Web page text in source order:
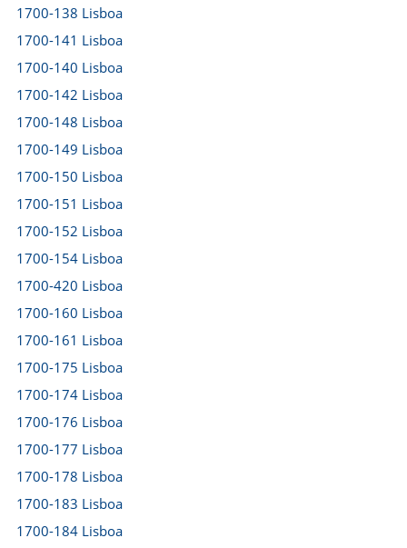
1700-138 Lisboa
1700-141 Lisboa
1700-140 Lisboa
1700-142 Lisboa
1700-148 Lisboa
1700-149 Lisboa
1700-150 Lisboa
1700-151 Lisboa
1700-152 Lisboa
1700-154 Lisboa
1700-420 Lisboa
1700-160 Lisboa
1700-161 Lisboa
1700-175 Lisboa
1700-174 Lisboa
1700-176 Lisboa
1700-177 Lisboa
1700-178 Lisboa
1700-183 Lisboa
1700-184 Lisboa